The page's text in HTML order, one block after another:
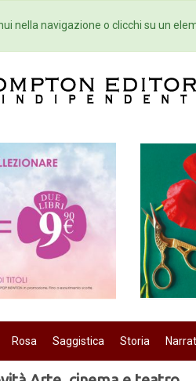
Eventi Collane
Rosa Saggistica Storia
nella navigazione o clicchi su un